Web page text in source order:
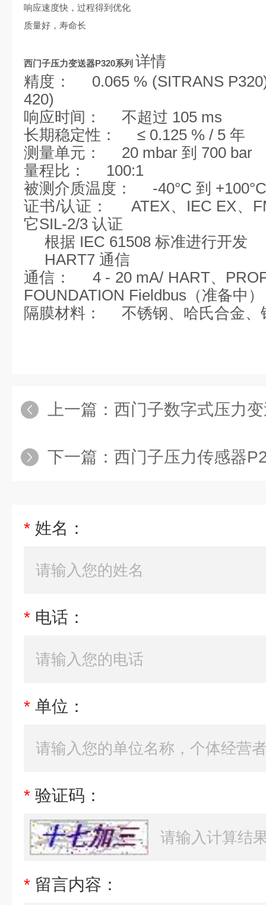
响应速度快，过程得到优化
质量好，寿命长
西门子压力变送器P320系列 详情
精度：
0.065 % (SITRANS
420)
响应时间：
不超过 105 ms
长期稳定性：
≤ 0.125 % / 5 年
测量单元：
20 mbar 到 700 bar
量程比：
100:1
被测介质温度：
-40°C 到 +100°C
证书/认证：
ATEX、IEC EX、
它SIL-2/3 认证
根据 IEC 61508 标准进行开发
HART7 通信
通信：
4 - 20 mA/ HART、
FOUNDATION Fieldbus（准备中）
隔膜材料：
不锈钢、哈氏合金、
上一篇： 西门子数字式压力
下一篇： 西门子压力传感器
* 姓名：
* 电话：
* 单位：
* 验证码：
* 留言内容：